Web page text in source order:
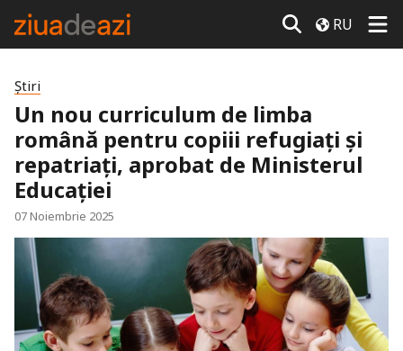
RU
Știri
Un nou curriculum de limba
română pentru copiii refugiați și
repatriați, aprobat de Ministerul
Educației
07 Noiembrie 2025